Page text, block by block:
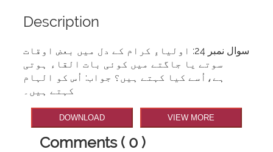
Description
سوال نمبر 24: اولیاءِ کرام کے دل میں بعض اوقات
سوتے یا جاگتے میں کوئی بات القاء ہوتی
ہے،اُسے کیا کہتے ہیں؟ جواب: اُس کو الہام
کہتے ہیں۔
DOWNLOAD VIEW MORE
Comments ( 0 )